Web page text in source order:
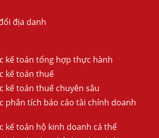
địa danh
kế toán tổng hợp thực hành
kế toán thuế
kế toán thuế chuyên sâu
phân tích báo cáo tài chính doanh
kế toán hộ kinh doanh cá thể